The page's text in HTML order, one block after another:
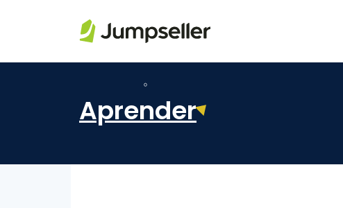
Aprender